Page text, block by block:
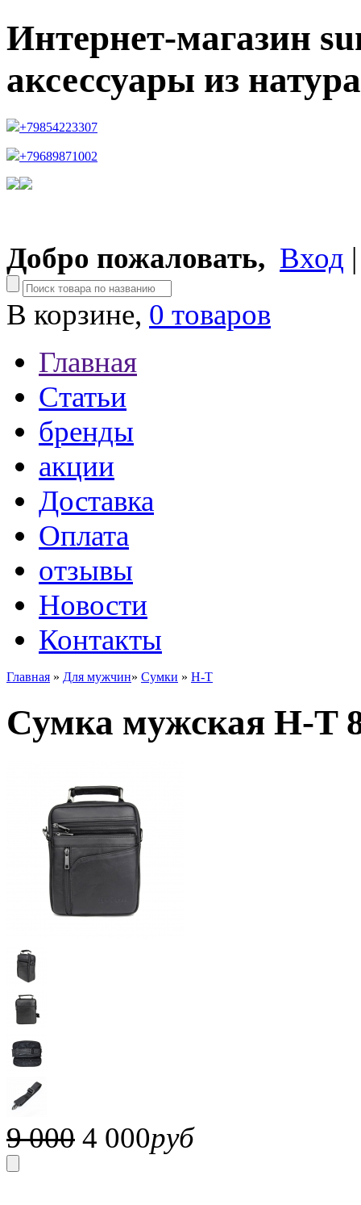
Интернет-магазин
аксессуары из
+79854223307
+79689871002
Добро пожаловать, Вход
В корзине, 0 товаров
Главная
Статьи
бренды
акции
Доставка
Оплата
отзывы
Новости
Контакты
Главная » Для мужчин» Сумки » H-T
Сумка мужская H-T
9 000 4 000руб